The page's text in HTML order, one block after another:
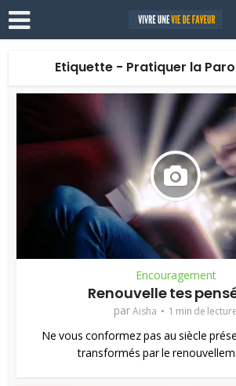
Etiquette - Pratiquer la
Encouragement
Renouvelle tes
parAisha 1 min de lecture
Ne vous conformez pas au siècle
transformés par le